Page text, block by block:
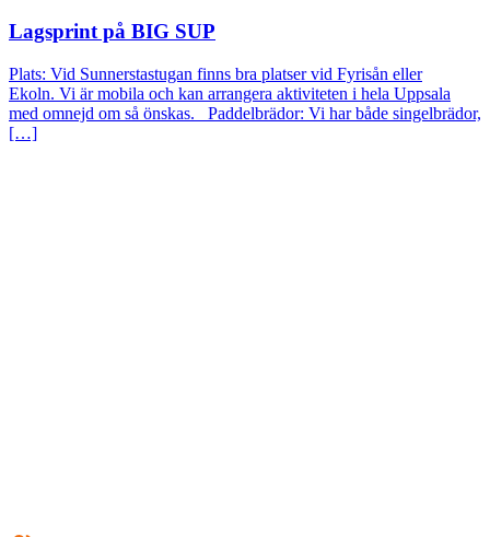
Lagsprint på BIG SUP
Plats: Vid Sunnerstastugan finns bra platser vid Fyrisån eller
Ekoln. Vi är mobila och kan arrangera aktiviteten i hela Uppsala
med omnejd om så önskas. Paddelbrädor: Vi har både singelbrädor,
[…]